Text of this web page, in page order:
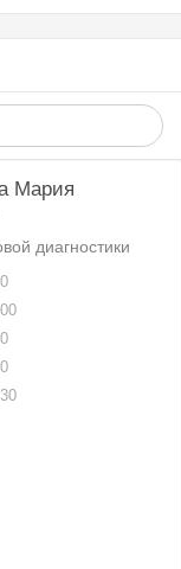
Мария
диагностики